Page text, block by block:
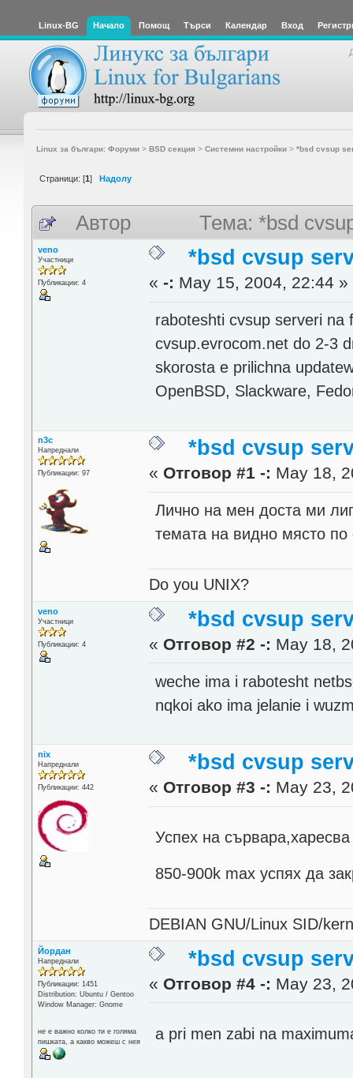
Linux-BG Начало Помощ Търси Календар Вход
Linux за българи: Форуми> BSD секция > Системни настройки> *bsd cvsup
Страници: [1] Надолу
Автор Тема: *bsd
veno
Участници
Публикации: 4
*bsd cvsup
«-: May 15, 2004, 22:44 »
raboteshti cvsup serveri na
cvsup.evrocom.net do 2-3
skorosta e prilichna
OpenBSD, Slackware,
n3c
Напреднали
Публикации: 97
*bsd cvsup
« Отговор #1 -: May 18,
Лично на мен доста ми
темата на видно място по
Do you UNIX?
veno
Участници
Публикации: 4
*bsd cvsup
« Отговор #2 -: May 18,
weche ima i rabotesht
nqkoi ako ima jelanie i
nix
Напреднали
Публикации: 442
*bsd cvsup
« Отговор #3 -: May 23,
Успех на
850-900k max успях да
DEBIAN GNU/Linux SID/
Йордан
Напреднали
Публикации: 1451
Distribution: Ubuntu / Gentoo
Window Manager: Gnome
не е важно колко ти е голяма
пишката, а какво можеш с нея
*bsd cvsup
« Отговор #4 -: May 23,
a pri men zabi na